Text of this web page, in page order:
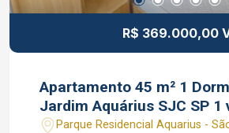
R$ 369.000,00
Apartamento 45 m² 1
Jardim Aquárius SJC SP 1
Parque Residencial Aquarius -